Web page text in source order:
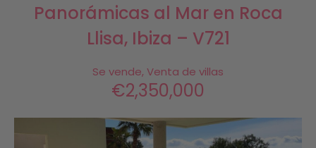
Panorámicas al Mar en Roca
Llisa, Ibiza – V721
Se vende, Venta de villas
€2,350,000